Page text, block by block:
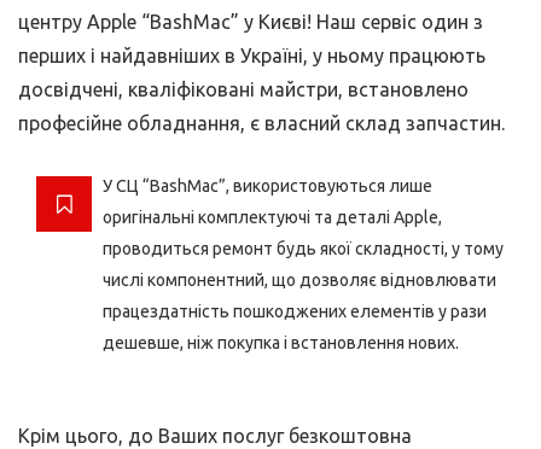
центру Apple “BashMac” у Києві! Наш сервіс один з
перших і найдавніших в Україні, у ньому працюють
досвідчені, кваліфіковані майстри, встановлено
професійне обладнання, є власний склад запчастин.
У СЦ “BashMac”, використовуються лише
оригінальні комплектуючі та деталі Apple,
проводиться ремонт будь якої складності, у тому
числі компонентний, що дозволяє відновлювати
працездатність пошкоджених елементів у рази
дешевше, ніж покупка і встановлення нових.
Крім цього, до Ваших послуг безкоштовна